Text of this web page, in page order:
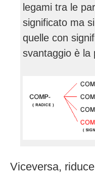
legami tra le
significato ma
quelle con
svantaggio è la
Viceversa,